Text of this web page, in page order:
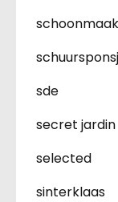
sde
secret jardin
selected
sinterklaas